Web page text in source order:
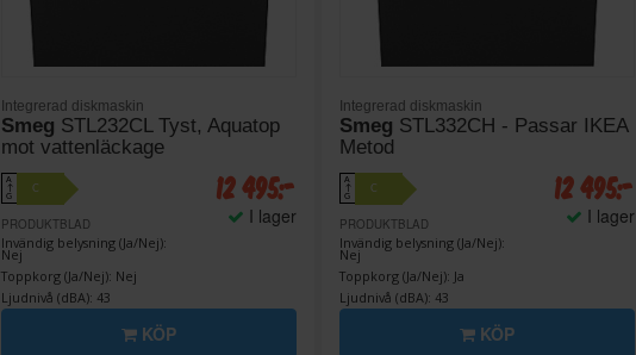
Integrerad diskmaskin
Smeg STL232CL Tyst, Aquatop
mot vattenläckage
A
↑
G
C
PRODUKTBLAD
Invändig belysning (Ja/Nej):
Nej
Toppkorg (Ja/Nej): Nej
Ljudnivå (dBA): 43
12 495:-
I lager
KÖP
Integrerad diskmaskin
Smeg STL332CH - Passar IKEA
Metod
A
↑
G
C
PRODUKTBLAD
Invändig belysning (Ja/Nej):
Nej
Toppkorg (Ja/Nej): Ja
Ljudnivå (dBA): 43
12 495:-
I lager
KÖP